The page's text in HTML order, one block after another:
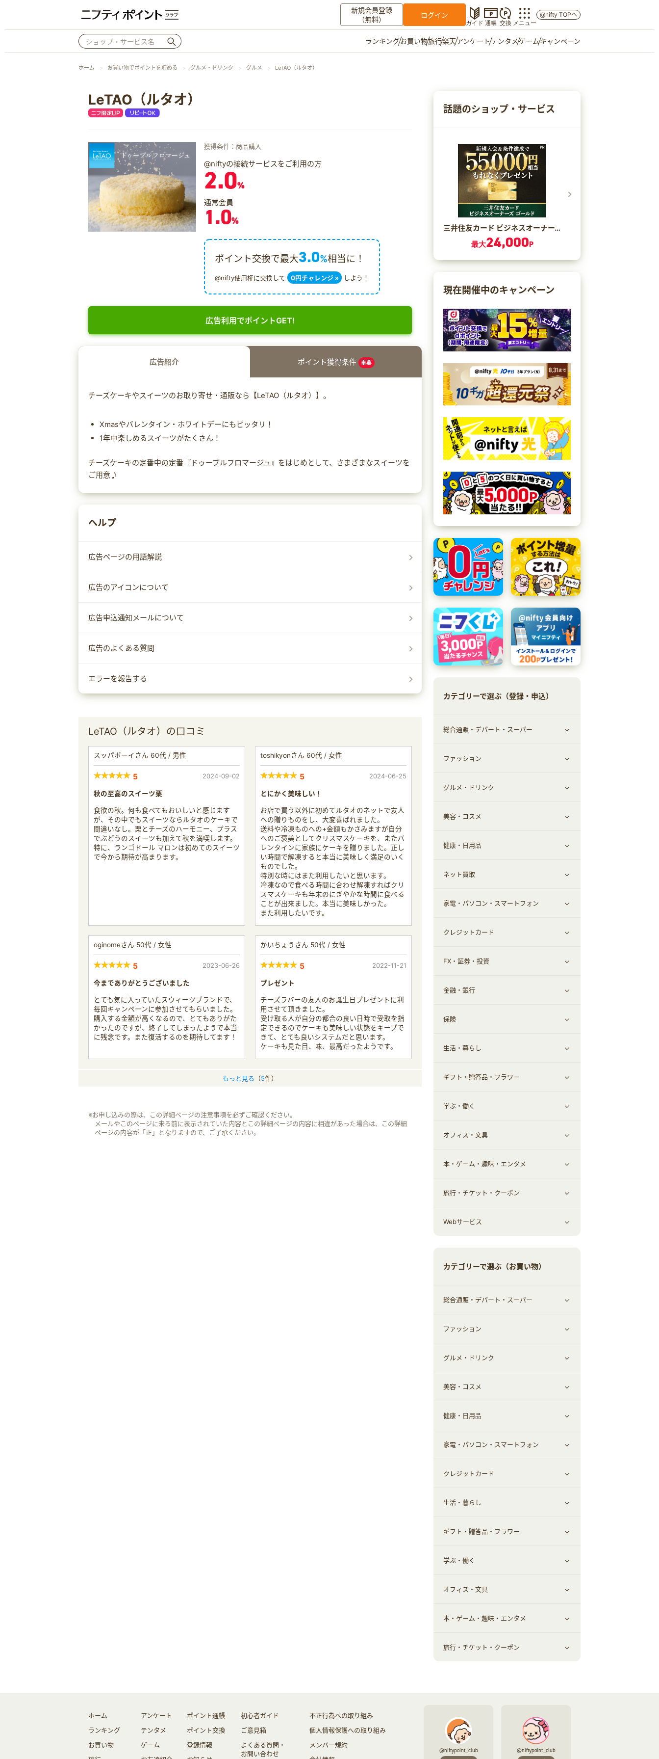
新規会員登録
（無料）
ログイン
ガイド 通帳 交換 メニュー
@nifty TOPへ
ランキングお買い物旅行楽天アンケートテンタメゲームキャンペーン
ホーム お買い物でポイントを貯める グルメ・ドリンク グルメ LeTAO（ルタオ）
LeTAO（ルタオ）
獲得条件：商品購入
@niftyの接続サービスをご利用の方
2.0%
通常会員
1.0%
ポイント交換で最大3.0%相当に！
@nifty使用権に交換して 0円チャレンジ » しよう！
広告利用でポイントGET!
広告紹介 ポイント獲得条件 重要
チーズケーキやスイーツのお取り寄せ・通販なら【LeTAO（ルタオ）】。
Xmasやバレンタイン・ホワイトデーにもピッタリ！
1年中楽しめるスイーツがたくさん！
チーズケーキの定番中の定番『ドゥーブルフロマージュ』をはじめとして、さまざまなスイーツを
ご用意♪
ヘルプ
広告ページの用語解説
広告のアイコンについて
広告申込通知メールについて
広告のよくある質問
エラーを報告する
LeTAO（ルタオ）の口コミ
スッパボーイさん 60代 / 男性
5 2024-09-02
秋の至高のスイーツ栗
食欲の秋。何も食べてもおいしいと感じます
が、その中でもスイーツならルタオのケーキで
間違いなし。栗とチーズのハーモニー、プラス
でぶどうのスイーツも加えて秋を満喫します。
特に、ランゴドール マロンは初めてのスイーツ
で今から期待が高まります。
toshikyonさん 60代 / 女性
5 2024-06-25
とにかく美味しい！
お店で買う以外に初めてルタオのネットで友人
への贈りものをし、大変喜ばれました。
送料や冷凍ものへの+金額もかさみますが自分
へのご褒美としてクリスマスケーキを、またバ
レンタインに家族にケーキを贈りました。正し
い時間で解凍すると本当に美味しく満足のいく
ものでした。
特別な時にはまた利用したいと思います。
冷凍なので食べる時間に合わせ解凍すればクリ
スマスケーキも年末のにぎやかな時間に食べる
ことが出来ました。本当に美味しかった。
また利用したいです。
oginomeさん 50代 / 女性
5 2023-06-26
今までありがとうございました
とても気に入っていたスウィーツブランドで、
毎回キャンペーンに参加させてもらいました。
購入する金額が高くなるので、とてもありがた
かったのですが、終了してしまったようで本当
に残念です。また復活するのを期待してます！
かいちょうさん 50代 / 女性
5 2022-11-21
プレゼント
チーズラバーの友人のお誕生日プレゼントに利
用させて頂きました。
受け取る人が自分の都合の良い日時で受取を指
定できるのでケーキも美味しい状態をキープで
きて、とても良いシステムだと思います。
ケーキも見た目、味、最高だったようです。
もっと見る （5件）
※お申し込みの際は、この詳細ページの注意事項を必ずご確認ください。
メールやこのページに来る前に表示されていた内容とこの詳細ページの内容に相違があった場合は、この詳細
ページの内容が「正」となりますので、ご了承ください。
話題のショップ・サービス
三井住友カード ビジネスオーナーズ ゴールド（カード発行）
最大24,000P
現在開催中のキャンペーン
カテゴリーで選ぶ（登録・申込）
総合通販・デパート・スーパー
すべて見る
総合通販
ファッション
すべて見る
ファッション
インナー・下着
スーツ・フォーマル
グルメ・ドリンク
すべて見る
グルメ
お酒
食材宅配
ウォーターサーバー
美容・コスメ
すべて見る
ヘアケア
エステ・サロン
メンズ美容
健康・日用品
すべて見る
スポーツ・フィットネス
日用品・薬局・からだ
ネット買取
すべて見る
ネット買取
家電・パソコン・スマートフォン
すべて見る
家電・パソコン・ソフトウェア
通信・レンタルサーバー
スマホ・携帯電話・SIM
定額制有料コンテンツ
クレジットカード
すべて見る
クレジットカード
FX・証券・投資
すべて見る
証券
仮想通貨
その他投資
金融・銀行
銀行・ネット銀行
キャッシング・ローン
その他金融
保険
すべて見る
保険相談・面談
生活・暮らし
すべて見る
住まい・暮らし
不動産
引越し
エコ・エネルギー
車情報・カーシェア・レンタル
ギフト・贈答品・フラワー
すべて見る
ギフト・贈答品
学ぶ・働く
すべて見る
習い事・学習・学校
仕事・転職
オフィス・文具
すべて見る
オフィス・文具
本・ゲーム・趣味・エンタメ
すべて見る
ゲーム・趣味
旅行・チケット・クーポン
すべて見る
Webサービス
カテゴリーで選ぶ（お買い物）
総合通販・デパート・スーパー
すべて見る
総合通販
デパート・スーパー
ファッション
すべて見る
ファッション
インナー・下着
靴・フットウェア
小物・かばん
スーツ・フォーマル
グルメ・ドリンク
すべて見る
グルメ
ドリンク
お酒
食材宅配
美容・コスメ
すべて見る
スキンケア
メイクアップ
ヘアケア
メンズ美容
美容・ダイエット用品
脱毛用品
美容食品
健康・日用品
すべて見る
健康食品｜青汁・飲料
健康食品｜乳酸菌・ケフィア
健康食品｜その他
スポーツ・フィットネス
日用品・薬局・からだ
家電・パソコン・スマートフォン
すべて見る
家電・パソコン・ソフトウェア
スマホ・携帯電話・SIM
クレジットカード
すべて見る
クレジットカード
生活・暮らし
すべて見る
車情報・カーシェア・レンタル
お役立ち
生活雑貨・家具インテリア
赤ちゃん・こども・マタニティ
ギフト・贈答品・フラワー
すべて見る
ギフト・贈答品
フラワー
学ぶ・働く
すべて見る
習い事・学習・学校
オフィス・文具
すべて見る
オフィス・文具
本・ゲーム・趣味・エンタメ
すべて見る
本
旅行・チケット・クーポン
チケット・クーポン・チラシ
ホーム
ランキング
お買い物
アンケート
テンタメ
ゲーム
ポイント通帳
ポイント交換
登録情報
初心者ガイド
ご意見箱
よくある質問・
お問い合わせ
不正行為への取り組み
個人情報保護への取り組み
メンバー規約
@niftypoint_club @niftypoint_club